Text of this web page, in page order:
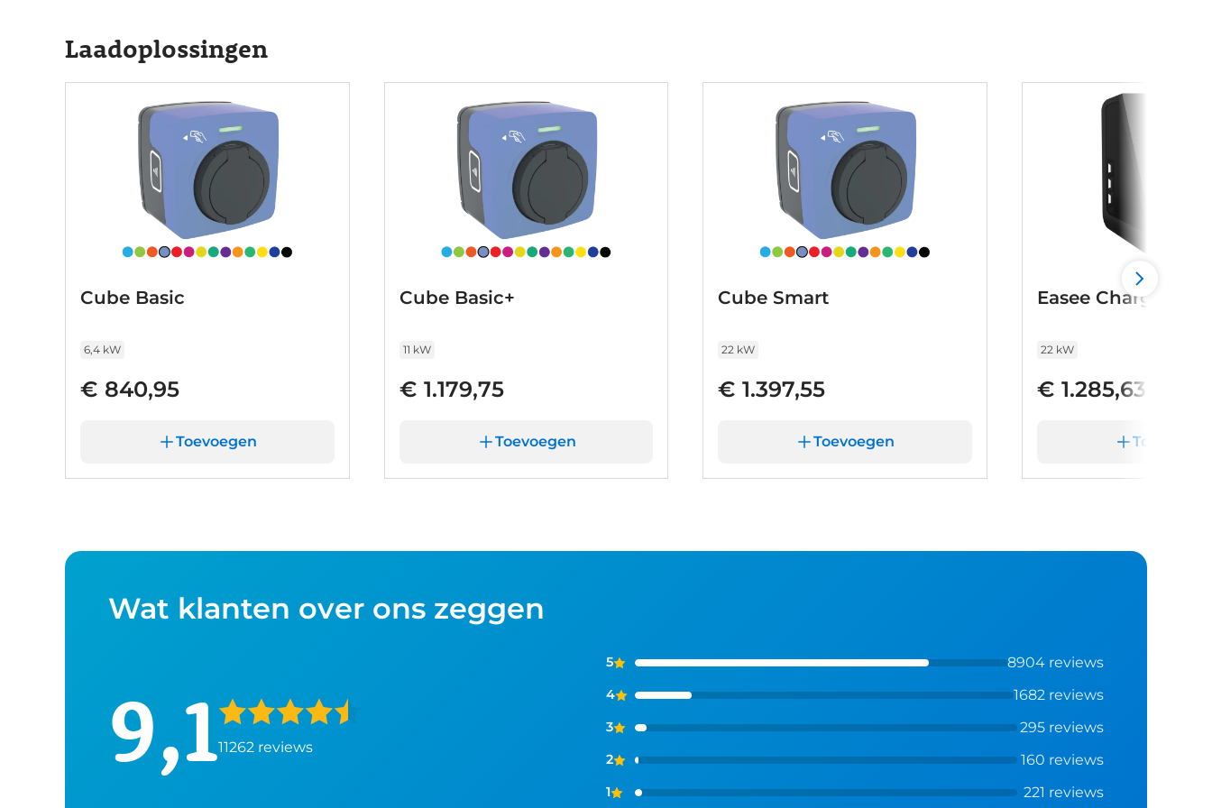
verkeersborden en toont deze op het dashboard. Het Lane-keeping systeem zorgt voor een
vermoeidheidsherkenning, autonoom remsysteem en bandenspanningcontrolesysteem,
bent u altijd veilig onderweg. Hebben we uw interesse gewekt? Deze C5 Aircross staat nu
voor u klaar, u bent van harte welkom om hem te komen bekijken. Dan vertellen we u ook
meteen over de financieringsvormen die we u kunnen aanbieden. Belt u ons vandaag nog?
Laadoplossingen
Cube Basic
6,4 kW
€ 840,95
Toevoegen
Cube Basic+
11 kW
€ 1.179,75
Toevoegen
Cube Smart
22 kW
€ 1.397,55
Toevoegen
Easee Charge
22 kW
€ 1.285,63
Wat klanten over ons zeggen
9,111262 reviews
5 8904 reviews
4 1682 reviews
3 295 reviews
2 160 reviews
1 221 reviews